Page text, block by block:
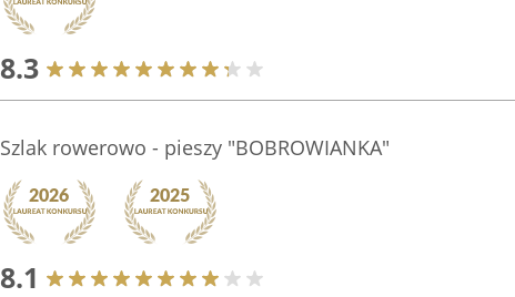
8.3
Szlak rowerowo - pieszy "BOBROWIANKA"
8.1